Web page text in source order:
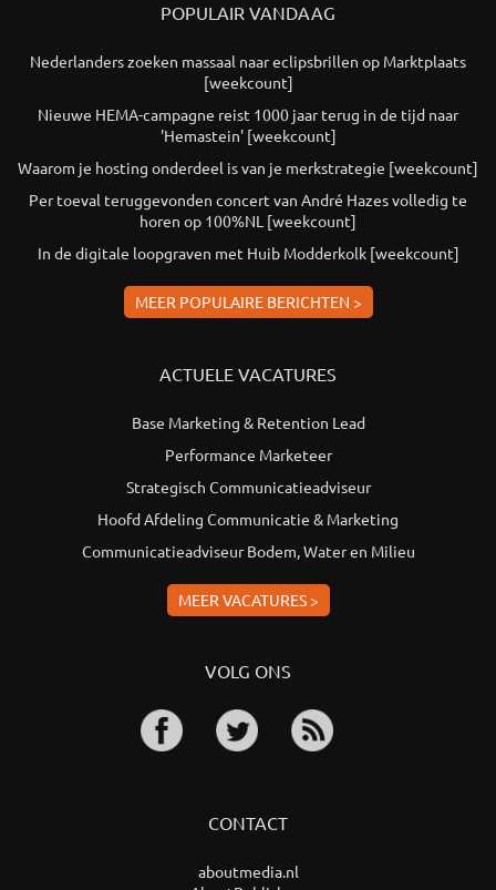
POPULAIR VANDAAG
Nederlanders zoeken massaal naar eclipsbrillen op Marktplaats
[weekcount]
Nieuwe HEMA-campagne reist 1000 jaar terug in de tijd naar
'Hemastein' [weekcount]
Waarom je hosting onderdeel is van je merkstrategie [weekcount]
Per toeval teruggevonden concert van André Hazes volledig te
horen op 100%NL [weekcount]
In de digitale loopgraven met Huib Modderkolk [weekcount]
MEER POPULAIRE BERICHTEN >
ACTUELE VACATURES
Base Marketing & Retention Lead
Performance Marketeer
Strategisch Communicatieadviseur
Hoofd Afdeling Communicatie & Marketing
Communicatieadviseur Bodem, Water en Milieu
MEER VACATURES >
VOLG ONS
CONTACT
aboutmedia.nl